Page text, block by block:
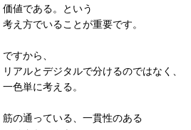
価値である。という
考え方でいることが重要です。
ですから、
リアルとデジタルで分けるのではなく、
一色単に考える。
筋の通っている、一貫性のある